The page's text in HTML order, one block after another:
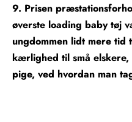
9. Prisen
øverste loading baby tøj
ungdommen lidt mere
kærlighed til små
pige, ved hvordan man